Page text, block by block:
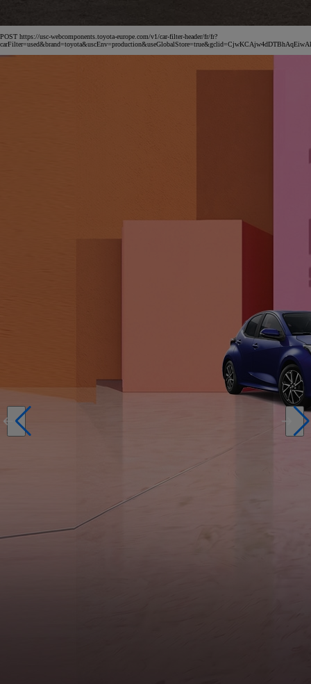
POST https://usc-webcomponents.toyota-europe.com/v1/car-filter-header/fr/fr?